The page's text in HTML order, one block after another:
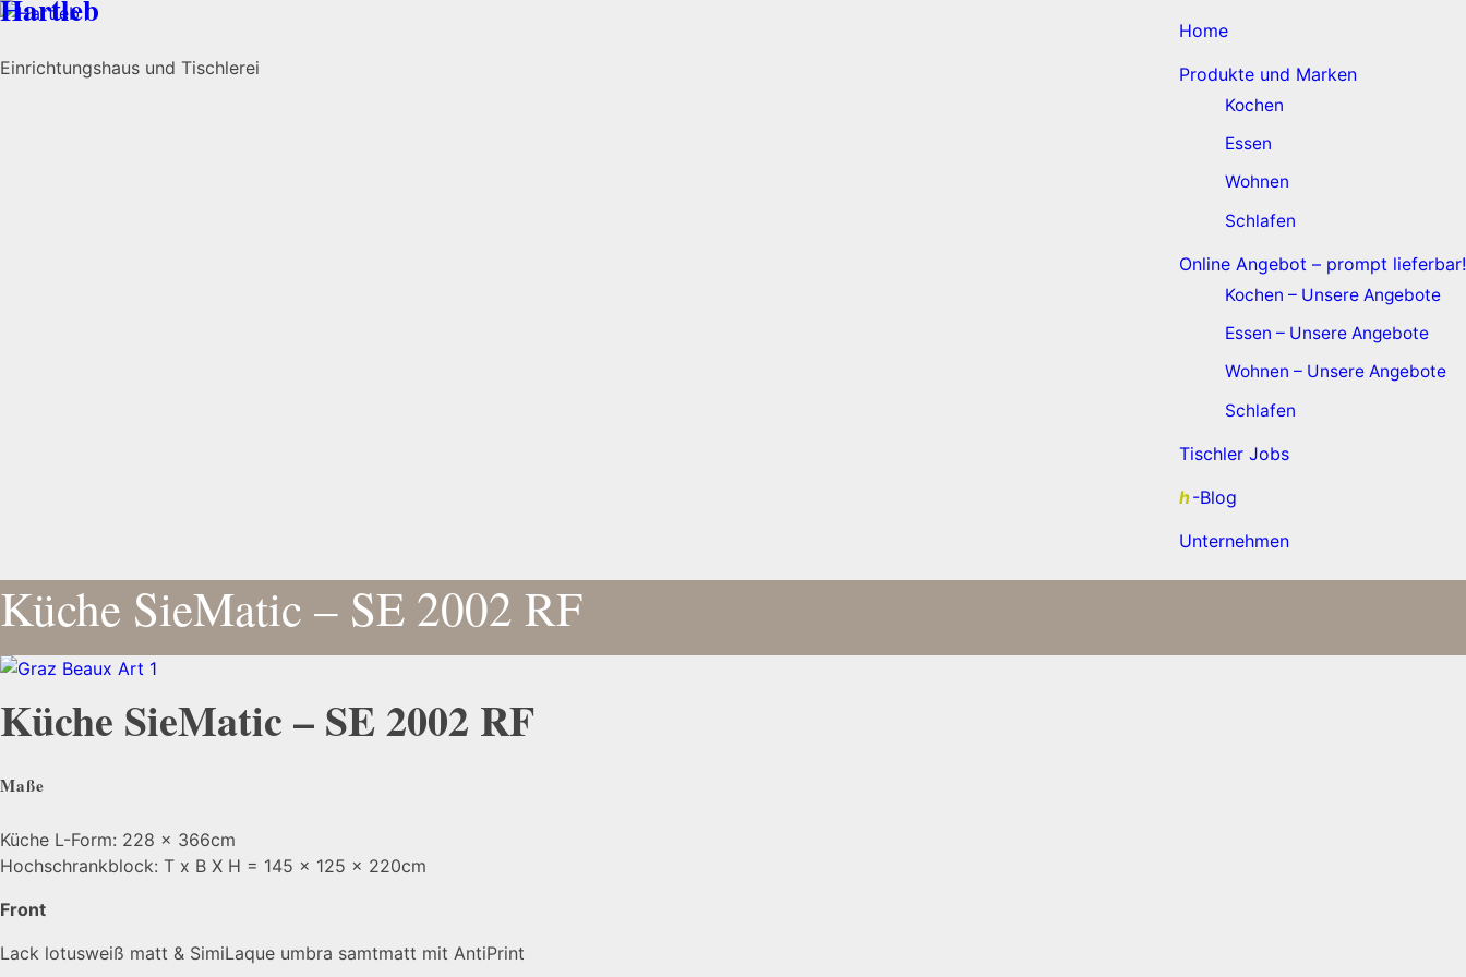
Hartleb
Einrichtungshaus und Tischlerei
Home
Produkte und Marken
Kochen
Essen
Wohnen
Schlafen
Online Angebot – prompt lieferbar!
Kochen – Unsere Angebote
Essen – Unsere Angebote
Wohnen – Unsere Angebote
Schlafen
Tischler Jobs
h-Blog
Unternehmen
Küche SieMatic – SE 2002 RF
Küche SieMatic – SE 2002 RF
Maße
Küche L-Form: 228 x 366cm
Hochschrankblock: T x B X H = 145 x 125 x 220cm
Front
Lack lotusweiß matt & SimiLaque umbra samtmatt mit AntiPrint